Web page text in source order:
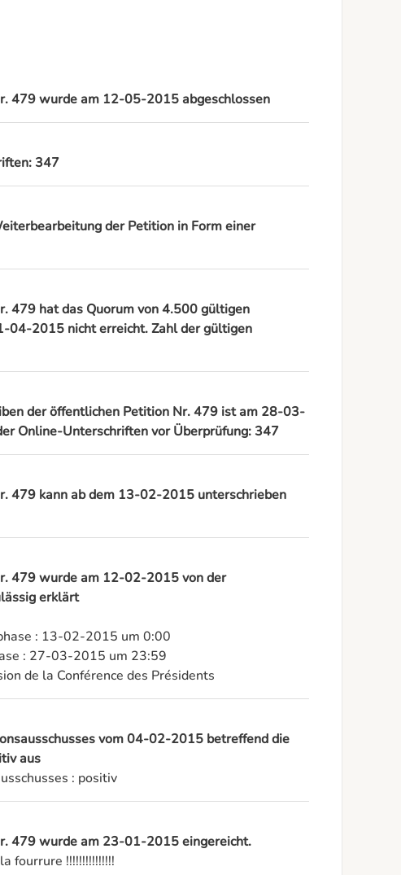
479 wurde am 12-05-2015 abgeschlossen
347
der Petition in Form einer
479 hat das Quorum von 4.500 gültigen
04-2015 nicht erreicht. Zahl der gültigen
der öffentlichen Petition Nr. 479 ist am 28-03-
Online-Unterschriften vor Überprüfung: 347
479 kann ab dem 13-02-2015 unterschrieben
479 wurde am 12-02-2015 von der
erklärt
: 13-02-2015 um 0:00
: 27-03-2015 um 23:59
de la Conférence des Présidents
vom 04-02-2015 betreffend die
aus
: positiv
479 wurde am 23-01-2015 eingereicht.
fourrure !!!!!!!!!!!!!!!